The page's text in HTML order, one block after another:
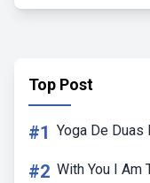
Top Post
#1 Yoga De
#2 With You I Am